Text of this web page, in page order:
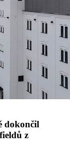
dokončil
z